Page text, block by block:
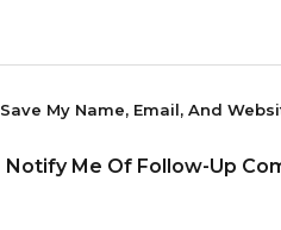
Save My Name, Email, And
Notify Me Of Follow-Up